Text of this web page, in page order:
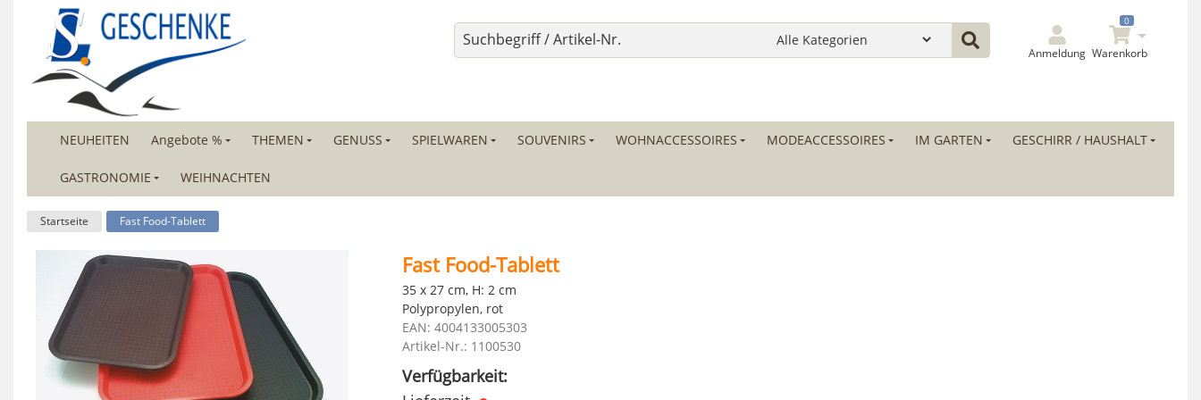
Anmeldung
0
Warenkorb
NEUHEITEN Angebote % THEMEN GENUSS SPIELWAREN SOUVENIRS WOHNACCESSOIRES MODEACCESSOIRES IM GARTEN GESCHIRR / HAUSHALT
GASTRONOMIE WEIHNACHTEN
Startseite Fast Food-Tablett
Fast Food-Tablett
35 x 27 cm, H: 2 cm
Polypropylen, rot
EAN: 4004133005303
Artikel-Nr.: 1100530
Verfügbarkeit: